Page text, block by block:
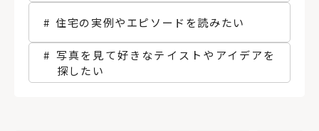
写真を見て好きなテイストやアイデアを
探したい
住宅の実例やエピソードを読みたい